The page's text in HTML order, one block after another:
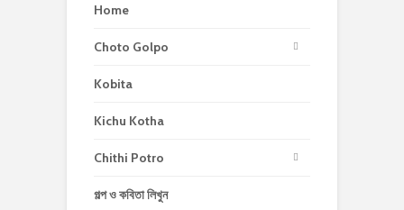
Home
Choto Golpo
Kobita
Kichu Kotha
Chithi Potro
গল্প ও কবিতা লিখুন